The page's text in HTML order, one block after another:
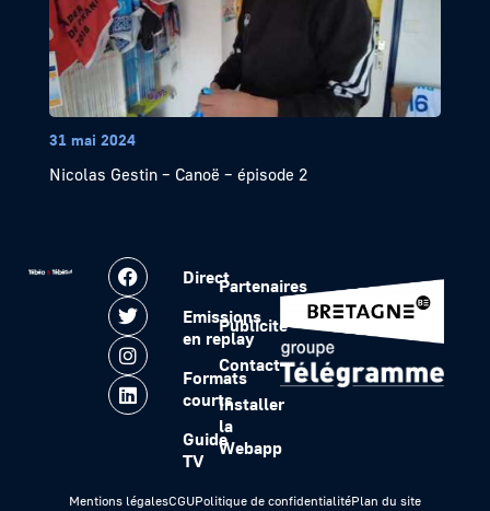
31 mai 2024
Nicolas Gestin – Canoë – épisode 2
Direct
Emissions
en replay
Formats
courts
Guide
TV
Partenaires
Publicité
Contact
Installer
la
Webapp
Mentions légalesCGUPolitique de confidentialitéPlan du site